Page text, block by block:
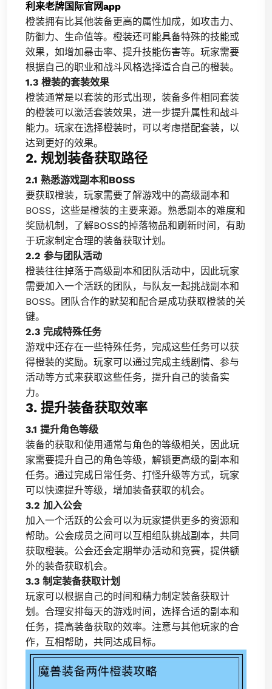
利来老牌国际官网app
橙装拥有比其他装备更高的属性加成，如攻击力、
防御力、生命值等。橙装还可能具备特殊的技能或
效果，如增加暴击率、提升技能伤害等。玩家需要
根据自己的职业和战斗风格选择适合自己的橙装。
1.3 橙装的套装效果
橙装通常是以套装的形式出现，装备多件相同套装
的橙装可以激活套装效果，进一步提升属性和战斗
能力。玩家在选择橙装时，可以考虑搭配套装，以
达到更好的效果。
2. 规划装备获取路径
2.1 熟悉游戏副本和BOSS
要获取橙装，玩家需要了解游戏中的高级副本和
BOSS，这些是橙装的主要来源。熟悉副本的难度和
奖励机制，了解BOSS的掉落物品和刷新时间，有助
于玩家制定合理的装备获取计划。
2.2 参与团队活动
橙装往往掉落于高级副本和团队活动中，因此玩家
需要加入一个活跃的团队，与队友一起挑战副本和
BOSS。团队合作的默契和配合是成功获取橙装的关
键。
2.3 完成特殊任务
游戏中还存在一些特殊任务，完成这些任务可以获
得橙装的奖励。玩家可以通过完成主线剧情、参与
活动等方式来获取这些任务，提升自己的装备实
力。
3. 提升装备获取效率
3.1 提升角色等级
装备的获取和使用通常与角色的等级相关，因此玩
家需要提升自己的角色等级，解锁更高级的副本和
任务。通过完成日常任务、打怪升级等方式，玩家
可以快速提升等级，增加装备获取的机会。
3.2 加入公会
加入一个活跃的公会可以为玩家提供更多的资源和
帮助。公会成员之间可以互相组队挑战副本，共同
获取橙装。公会还会定期举办活动和竞赛，提供额
外的装备获取机会。
3.3 制定装备获取计划
玩家可以根据自己的时间和精力制定装备获取计
划。合理安排每天的游戏时间，选择合适的副本和
任务，提高装备获取的效率。注意与其他玩家的合
作，互相帮助，共同达成目标。